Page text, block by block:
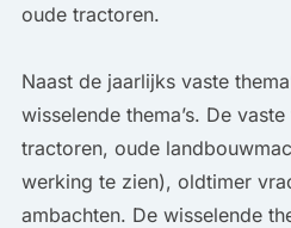
oude tractoren.
Naast de jaarlijks vaste
wisselende thema’s. De
tractoren, oude
werking te zien), oldtimer
ambachten. De wisselende